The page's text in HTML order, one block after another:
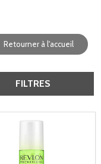
Retourner à l'accueil
FILTRES